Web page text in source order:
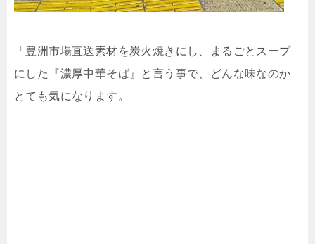
「豊洲市場直送素材を炭火焼きにし、まるごとスープ
にした『濃厚中華そば』と言う事で、どんな味なのか
とても気になります。